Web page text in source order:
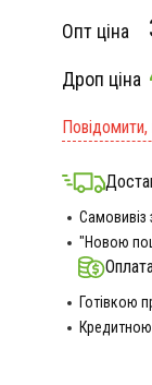
Опт ціна
Дроп ціна
Повідомити,
Самовивіз
"Новою
Готівкою